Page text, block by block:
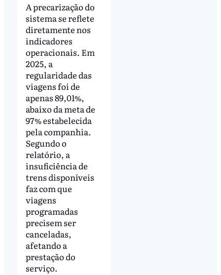
A precarização do
sistema se reflete
diretamente nos
indicadores
operacionais. Em
2025, a
regularidade das
viagens foi de
apenas 89,01%,
abaixo da meta de
97% estabelecida
pela companhia.
Segundo o
relatório, a
insuficiência de
trens disponíveis
faz com que
viagens
programadas
precisem ser
canceladas,
afetando a
prestação do
serviço.